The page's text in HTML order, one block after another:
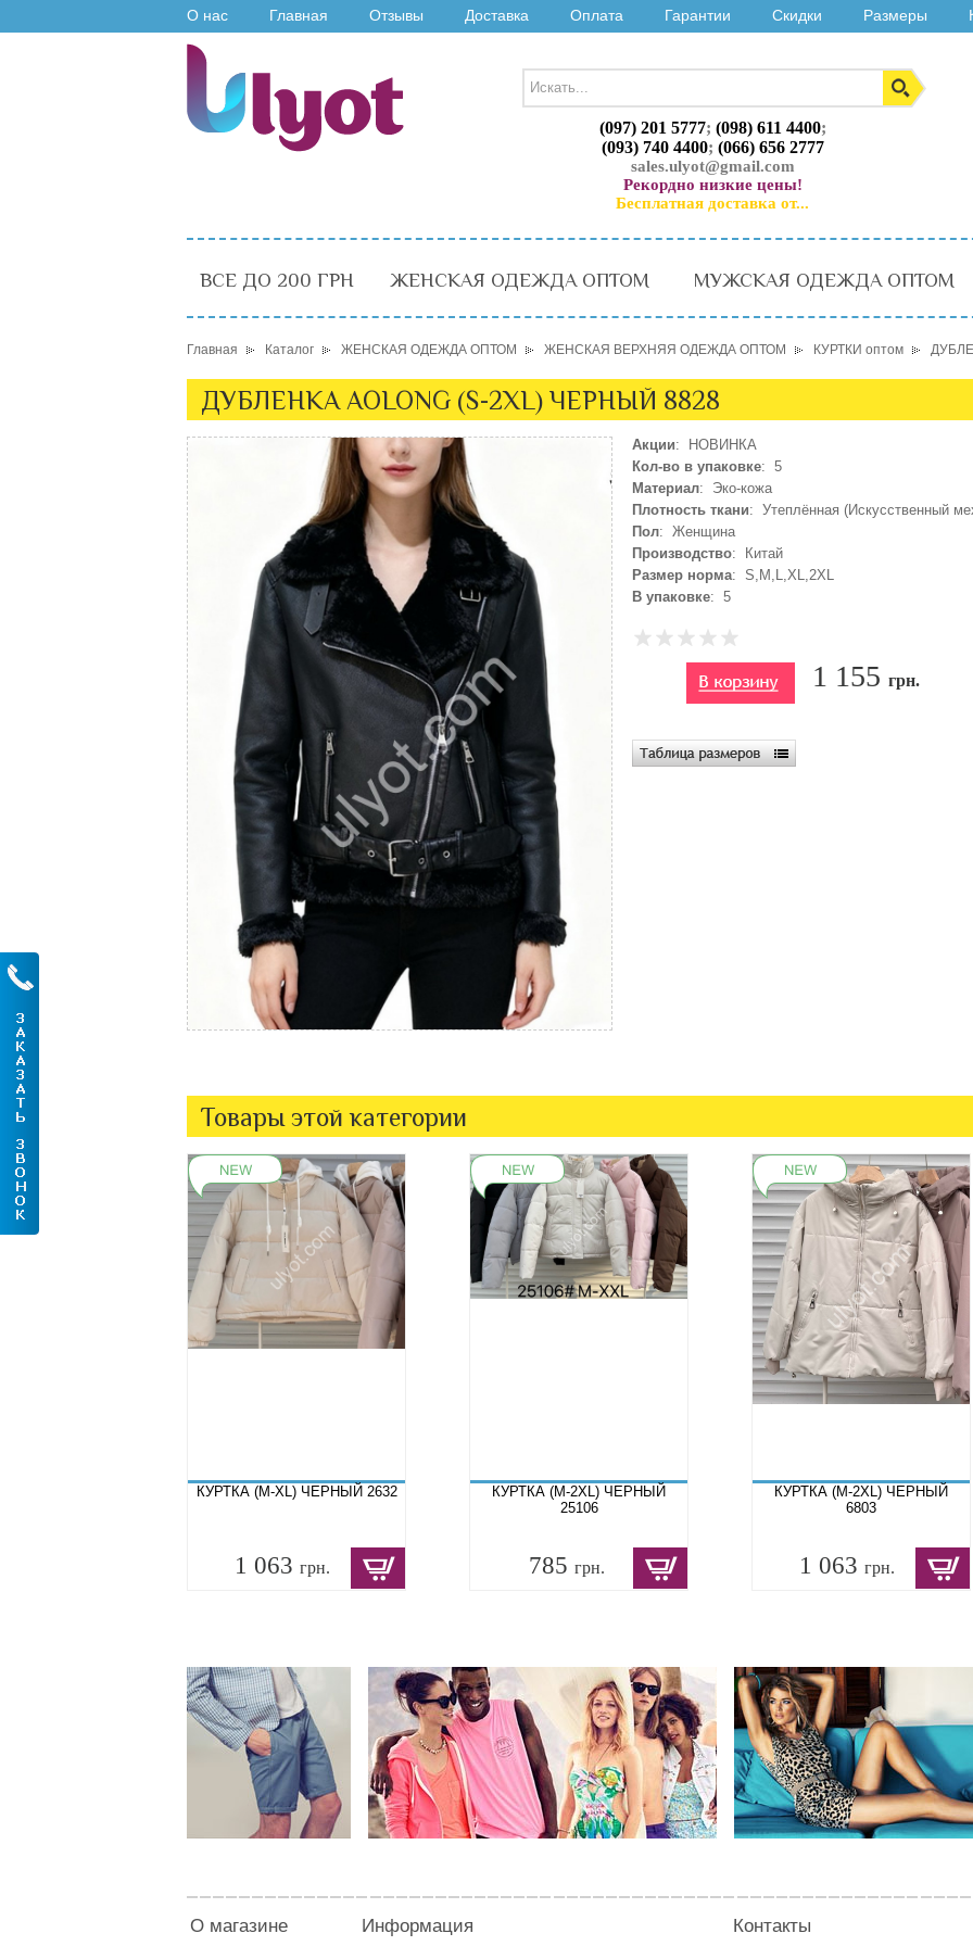
О нас Главная Отзывы Доставка Оплата Гарантии Скидки Размеры
(097) 201 5777; (098) 611 4400;
(093) 740 4400; (066) 656 2777
sales.ulyot@gmail.com
Рекордно низкие цены!
Бесплатная доставка от...
ВСЕ ДО 200 ГРН ЖЕНСКАЯ ОДЕЖДА ОПТОМ МУЖСКАЯ ОДЕЖДА ОПТОМ
Главная Каталог ЖЕНСКАЯ ОДЕЖДА ОПТОМ ЖЕНСКАЯ ВЕРХНЯЯ ОДЕЖДА ОПТОМ КУРТКИ оптом
ДУБЛЕНКА AOLONG (S-2XL) ЧЕРНЫЙ 8828
Акции: НОВИНКА
Кол-во в упаковке: 5
Материал: Эко-кожа
Плотность ткани: Утеплённая (Искусственный
Пол: Женщина
Производство: Китай
Размер норма: S,M,L,XL,2XL
В упаковке: 5
1 155 грн.
Товары этой категории
КУРТКА (M-XL) ЧЕРНЫЙ 2632
1 063 грн.
КУРТКА (M-2XL) ЧЕРНЫЙ
25106
785 грн.
КУРТКА (M-2XL) ЧЕРНЫЙ
6803
1 063 грн.
О магазине Информация Контакты